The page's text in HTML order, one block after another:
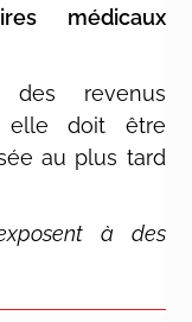
médicaux
des revenus
elle doit être
au plus tard
à des